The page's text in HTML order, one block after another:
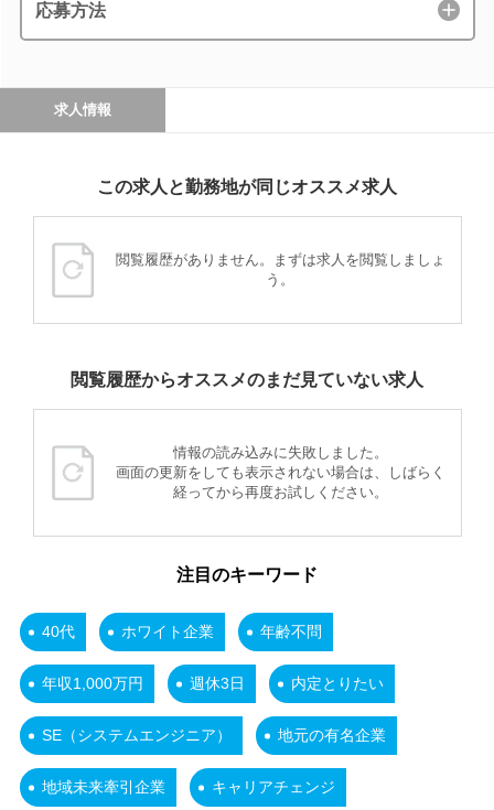
応募方法
求人情報
この求人と勤務地が同じオススメ求人
閲覧履歴がありません。まずは求人を閲覧しましょ
う。
閲覧履歴からオススメのまだ見ていない求人
情報の読み込みに失敗しました。
画面の更新をしても表示されない場合は、しばらく
経ってから再度お試しください。
注目のキーワード
40代 ホワイト企業 年齢不問
年収1,000万円 週休3日 内定とりたい
SE（システムエンジニア） 地元の有名企業
地域未来牽引企業 キャリアチェンジ